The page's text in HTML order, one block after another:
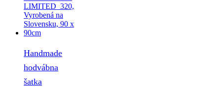
Handmade
hodvábna
šatka